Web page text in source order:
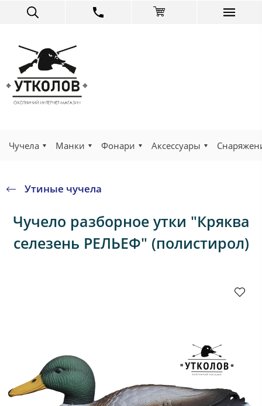
Чучела Манки Фонари Аксессуары
Утиные чучела
Чучело разборное утки "Кряква
селезень РЕЛЬЕФ" (полистирол)